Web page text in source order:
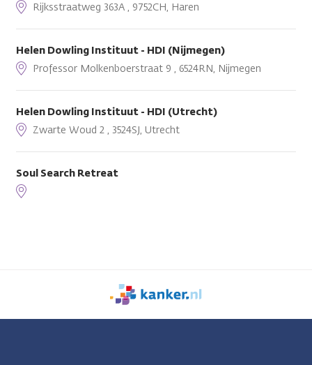
Rijksstraatweg 363A , 9752CH, Haren
Helen Dowling Instituut - HDI (Nijmegen)
Professor Molkenboerstraat 9 , 6524RN, Nijmegen
Helen Dowling Instituut - HDI (Utrecht)
Zwarte Woud 2 , 3524SJ, Utrecht
Soul Search Retreat
We
zijn